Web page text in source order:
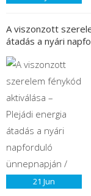
A viszonzott
átadás a nyári
21 Jun